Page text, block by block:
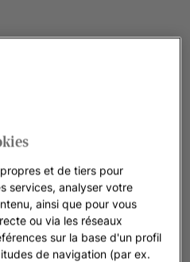
et de tiers pour
services, analyser votre
ainsi que pour vous
ou via les réseaux
sur la base d'un profil
de navigation (par ex.